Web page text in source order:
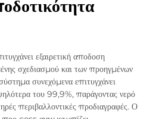
εξαιρετική αποδοση
σχεδιασμού και των προηγμένων
συνεχόμενα επιτυγχάνει
του 99,9%, παράγοντας νερό
περιβαλλοντικές προδιαγραφές. Ο